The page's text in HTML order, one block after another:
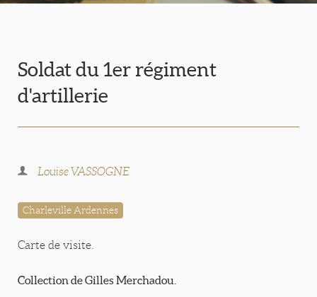
Soldat du 1er régiment
d'artillerie
Louise VASSOGNE
Charleville Ardennes
Carte de visite.
Collection de Gilles Merchadou.